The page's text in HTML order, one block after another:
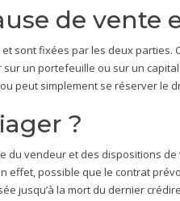
de vente
sont fixées par les deux parties.
un portefeuille ou sur un
peut simplement se réserver le
?
du vendeur et des dispositions
possible que le contrat
jusqu’à la mort du dernier